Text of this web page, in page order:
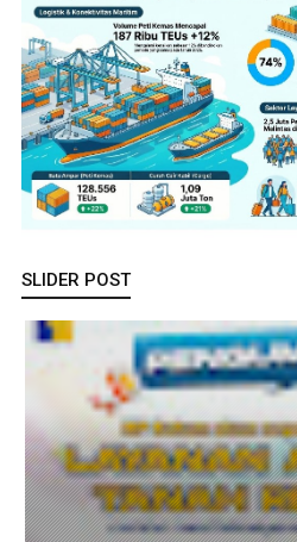
SLIDER POST
Pemprov Kepri dan KomDigi Pacu